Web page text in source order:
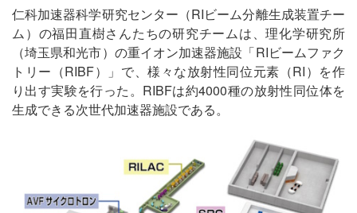
仁科加速器科学研究センター（RIビーム分離生成装置チー
ム）の福田直樹さんたちの研究チームは、理化学研究所
（埼玉県和光市）の重イオン加速器施設「RIビームファク
トリー（RIBF）」で、様々な放射性同位元素（RI）を作
り出す実験を行った。RIBFは約4000種の放射性同位体を
生成できる次世代加速器施設である。